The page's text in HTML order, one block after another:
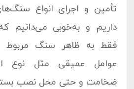
تأمین و اجرای انواع
داریم و به‌خوبی می‌دانیم
فقط به ظاهر سنگ مربوط
عوامل عمیقی مثل نوع
ضخامت و حتی محل نصب